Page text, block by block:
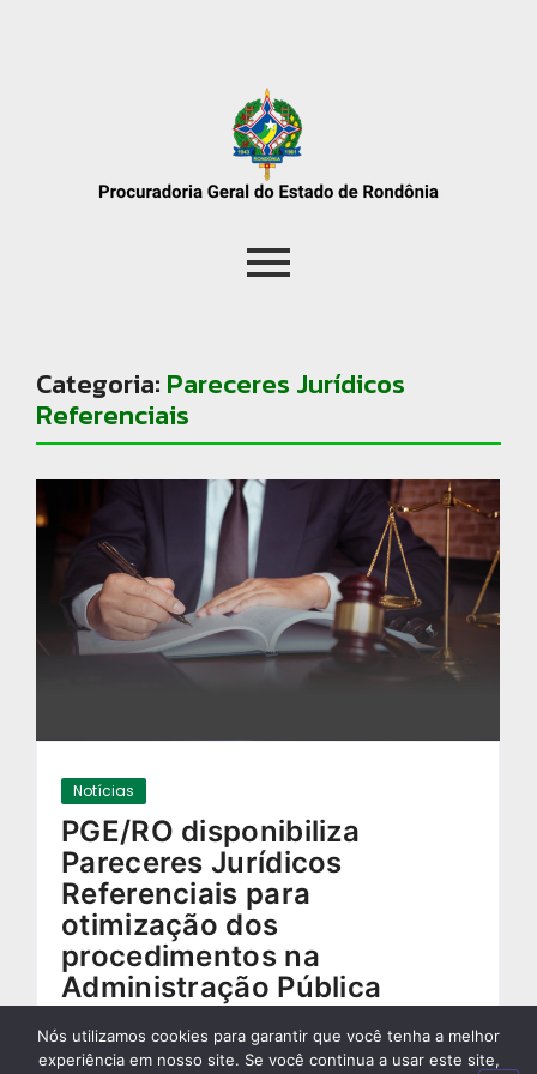
Categoria: Pareceres Jurídicos
Referenciais
Notícias
PGE/RO disponibiliza
Pareceres Jurídicos
Referenciais para
otimização dos
procedimentos na
Administração Pública
17/10/2024-
Nós utilizamos cookies para garantir que você tenha a melhor
experiência em nosso site. Se você continua a usar este site,